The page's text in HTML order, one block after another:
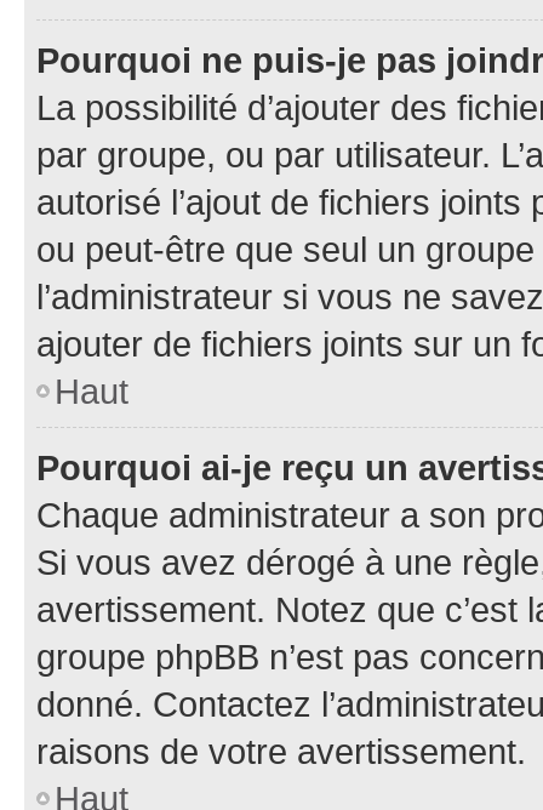
Pourquoi ne puis-je pas
La possibilité d’ajouter des
par groupe, ou par utilisateur.
autorisé l’ajout de fichiers
ou peut-être que seul un
l’administrateur si vous ne
ajouter de fichiers joints sur un
Haut
Pourquoi ai-je reçu un
Chaque administrateur a son
Si vous avez dérogé à une
avertissement. Notez que c’est
groupe phpBB n’est pas
donné. Contactez
raisons de votre avertissement.
Haut